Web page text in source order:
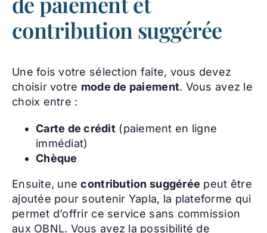
contribution suggérée
Une fois votre sélection faite, vous devez
choisir votre mode de paiement. Vous avez le
choix entre :
Carte de crédit (paiement en ligne
immédiat)
Chèque
Ensuite, unecontribution suggérée peut être
ajoutée pour soutenir Yapla, la plateforme qui
permet d’offrir ce service sans commission
aux OBNL. Vous avez la possibilité de